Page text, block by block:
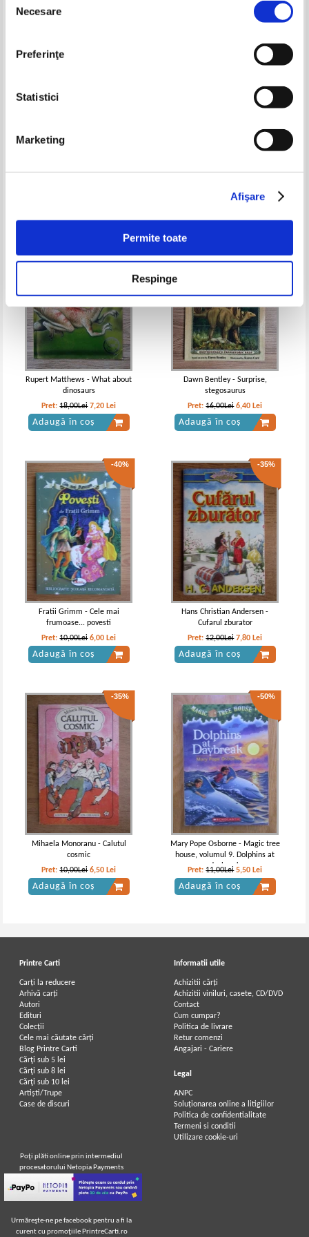
consimțământului
Necesare
Preferinţe
Statistici
Marketing
Afişare
Permite toate
Respinge
Alexandra Catrina Ciornei -
Pret:19,00Lei 7,60 Lei
Antologia poeziei romanesti
Pret:13,00Lei 8,45 Lei
Adaugă în coș
-60%
Rupert Matthews - What about
dinosaurs
Pret:18,00Lei 7,20 Lei
Adaugă în coș
Dawn Bentley - Surprise,
stegosaurus
Pret:16,00Lei 6,40 Lei
Adaugă în coș
-40%
Fratii Grimm - Cele mai
frumoase... povesti
Pret:10,00Lei 6,00 Lei
Adaugă în coș
-35%
Hans Christian Andersen -
Cufarul zburator
Pret:12,00Lei 7,80 Lei
Adaugă în coș
-35%
Mihaela Monoranu - Calutul
cosmic
Pret:10,00Lei 6,50 Lei
Adaugă în coș
-50%
Mary Pope Osborne - Magic tree
house, volumul 9. Dolphins at
daybreak
Pret:11,00Lei 5,50 Lei
Adaugă în coș
Printre Carti
Carți la reducere
Arhivă carți
Autori
Edituri
Colecții
Cele mai căutate cărți
Blog Printre Carti
Cărţi sub 5 lei
Cărţi sub 8 lei
Cărţi sub 10 lei
Artiști/Trupe
Case de discuri
Informatii utile
Achizitii cărți
Achizitii viniluri, casete, CD/DVD
Contact
Cum cumpar?
Politica de livrare
Retur comenzi
Angajari - Cariere
Legal
ANPC
Soluționarea online a litigiilor
Politica de confidentialitate
Termeni si conditii
Utilizare cookie-uri
Poţi plăti online prin intermediul
procesatorului Netopia Payments
Urmăreşte-ne pe facebook pentru a fi la
curent cu promoţiile PrintreCarti.ro